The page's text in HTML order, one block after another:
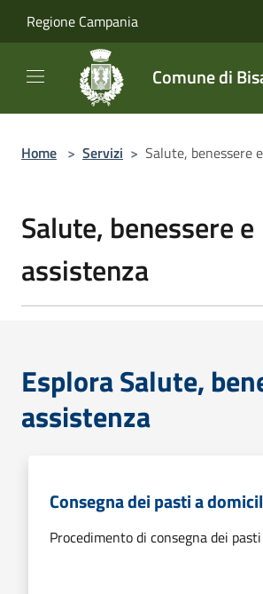
Regione Campania
Comune di
Home > Servizi > Salute, benessere
Salute, benessere e
assistenza
Esplora Salute,
assistenza
Consegna dei pasti a
Procedimento di consegna dei